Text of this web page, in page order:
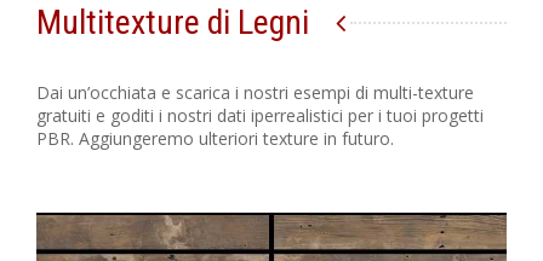
Multitexture di Legni
Dai un’occhiata e scarica i nostri esempi di multi-texture
gratuiti e goditi i nostri dati iperrealistici per i tuoi progetti
PBR. Aggiungeremo ulteriori texture in futuro.